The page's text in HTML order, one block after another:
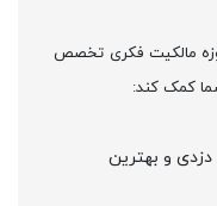
مالکیت فکری تخصص
کمک کند:
و بهترین